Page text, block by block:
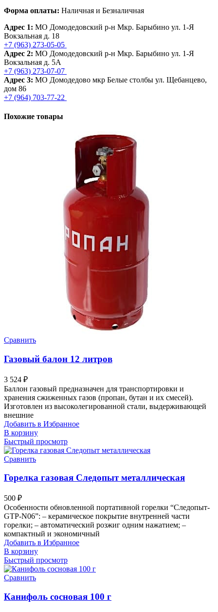
Форма оплаты: Наличная и Безналичная
Адрес 1: МО Домодедовский р-н Мкр. Барыбино ул. 1-Я
Вокзальная д. 18
+7 (963) 273-05-05
Адрес 2: МО Домодедовский р-н Мкр. Барыбино ул. 1-Я
Вокзальная д. 5А
+7 (963) 273-07-07
Адрес 3: МО Домодедово мкр Белые столбы ул. Щебанцево,
дом 86
+7 (964) 703-77-22
Похожие товары
Сравнить
Газовый балон 12 литров
3 524 ₽
Баллон газовый предназначен для транспортировки и
хранения сжиженных газов (пропан, бутан и их смесей).
Изготовлен из высоколегированной стали, выдерживающей
внешние
Добавить в Избранное
В корзину
Быстрый просмотр
Сравнить
Горелка газовая Следопыт металлическая
500 ₽
Особенности обновленной портативной горелки “Следопыт-
GTP-N06”: – керамическое покрытие внутренней части
горелки; – автоматический розжиг одним нажатием; –
компактный и экономичный
Добавить в Избранное
В корзину
Быстрый просмотр
Сравнить
Канифоль сосновая 100 г